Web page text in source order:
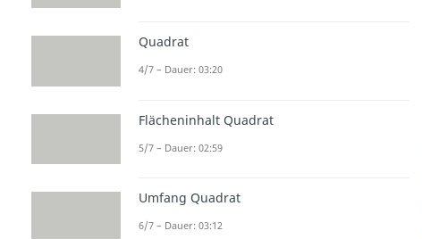
Quadrat
4/7 – Dauer: 03:20
Flächeninhalt Quadrat
5/7 – Dauer: 02:59
Umfang Quadrat
6/7 – Dauer: 03:12